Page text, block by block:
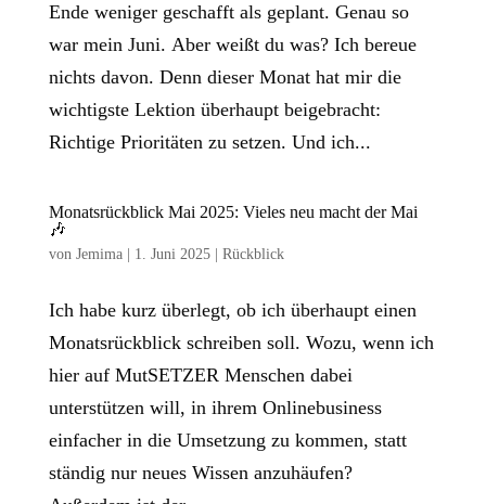
Ende weniger geschafft als geplant. Genau so
war mein Juni. Aber weißt du was? Ich bereue
nichts davon. Denn dieser Monat hat mir die
wichtigste Lektion überhaupt beigebracht:
Richtige Prioritäten zu setzen. Und ich...
Monatsrückblick Mai 2025: Vieles neu macht der Mai
🎶
von Jemima| 1. Juni 2025| Rückblick
Ich habe kurz überlegt, ob ich überhaupt einen
Monatsrückblick schreiben soll. Wozu, wenn ich
hier auf MutSETZER Menschen dabei
unterstützen will, in ihrem Onlinebusiness
einfacher in die Umsetzung zu kommen, statt
ständig nur neues Wissen anzuhäufen?